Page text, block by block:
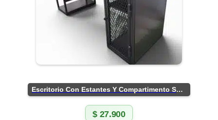
Escritorio Con Estantes Y Compartimento Seguro
$27.900